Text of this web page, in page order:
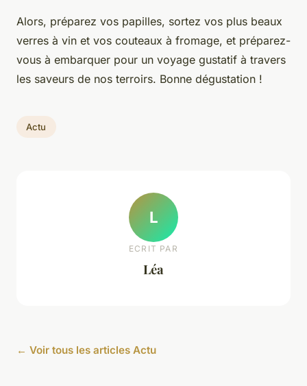
Alors, préparez vos papilles, sortez vos plus beaux
verres à vin et vos couteaux à fromage, et préparez-
vous à embarquer pour un voyage gustatif à travers
les saveurs de nos terroirs. Bonne dégustation !
Actu
L
ECRIT PAR
Léa
← Voir tous les articles Actu